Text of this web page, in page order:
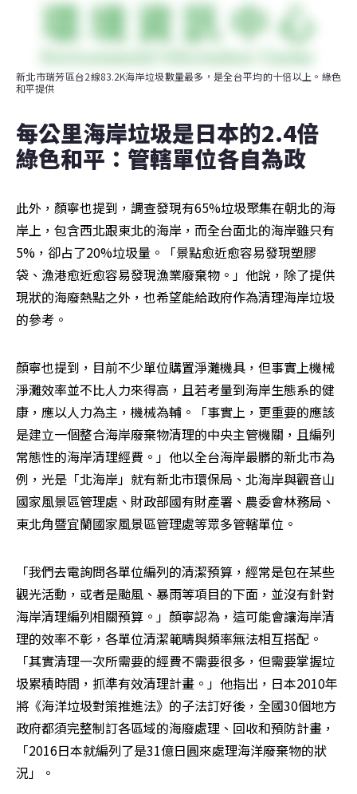
新北市瑞芳區台2線83.2K海岸垃圾數量最多，是全台平均的十倍以上。綠色
和平提供
每公里海岸垃圾是日本的2.4倍
綠色和平：管轄單位各自為政
此外，顏寧也提到，調查發現有65%垃圾聚集在朝北的海
岸上，包含西北跟東北的海岸，而全台面北的海岸雖只有
5%，卻占了20%垃圾量。「景點愈近愈容易發現塑膠
袋、漁港愈近愈容易發現漁業廢棄物。」他說，除了提供
現狀的海廢熱點之外，也希望能給政府作為清理海岸垃圾
的參考。
顏寧也提到，目前不少單位購置淨灘機具，但事實上機械
淨灘效率並不比人力來得高，且若考量到海岸生態系的健
康，應以人力為主，機械為輔。「事實上，更重要的應該
是建立一個整合海岸廢棄物清理的中央主管機關，且編列
常態性的海岸清理經費。」他以全台海岸最髒的新北市為
例，光是「北海岸」就有新北市環保局、北海岸與觀音山
國家風景區管理處、財政部國有財產署、農委會林務局、
東北角暨宜蘭國家風景區管理處等眾多管轄單位。
「我們去電詢問各單位編列的清潔預算，經常是包在某些
觀光活動，或者是颱風、暴雨等項目的下面，並沒有針對
海岸清理編列相關預算。」顏寧認為，這可能會讓海岸清
理的效率不彰，各單位清潔範疇與頻率無法相互搭配。
「其實清理一次所需要的經費不需要很多，但需要掌握垃
圾累積時間，抓準有效清理計畫。」他指出，日本2010年
將《海洋垃圾對策推進法》的子法訂好後，全國30個地方
政府都須完整制訂各區域的海廢處理、回收和預防計畫，
「2016日本就編列了是31億日圓來處理海洋廢棄物的狀
況」。